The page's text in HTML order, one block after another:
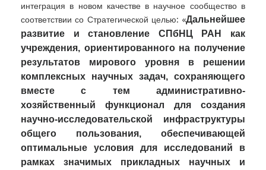
интеграция в новом качестве в научное сообщество в
соответствии со Стратегической целью: «Дальнейшее
развитие и становление СПбНЦ РАН как
учреждения, ориентированного на получение
результатов мирового уровня в решении
комплексных научных задач, сохраняющего
вместе с тем административно-
хозяйственный функционал для создания
научно-исследовательской инфраструктуры
общего пользования, обеспечивающей
оптимальные условия для исследований в
рамках значимых прикладных научных и